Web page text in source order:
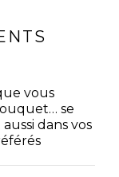
vous
se
dans vos